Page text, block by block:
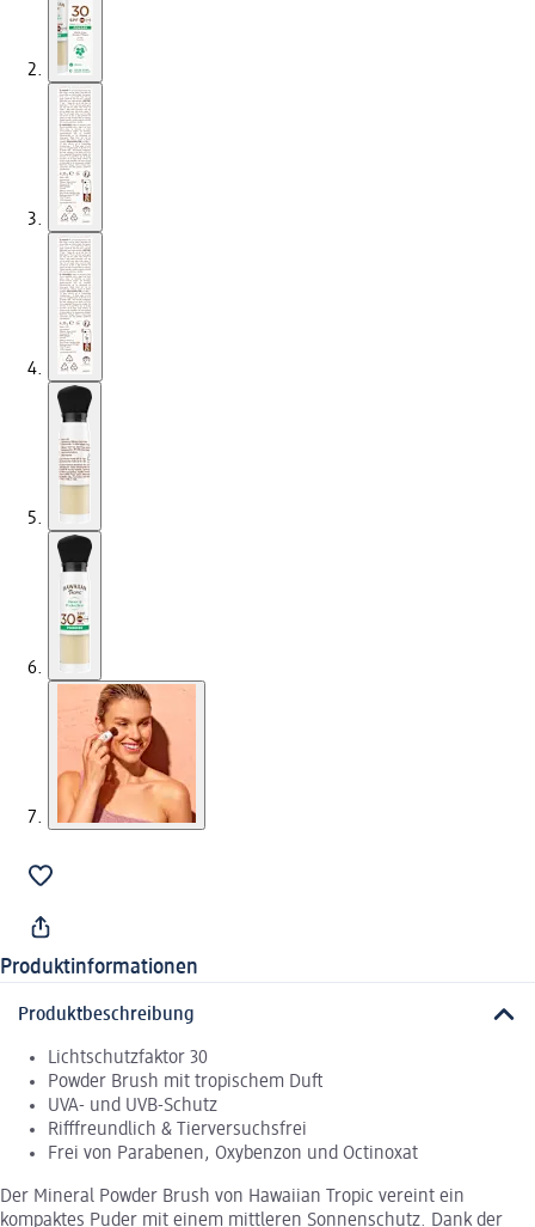
Produktinformationen
Produktbeschreibung
Lichtschutzfaktor 30
Powder Brush mit tropischem Duft
UVA- und UVB-Schutz
Rifffreundlich & Tierversuchsfrei
Frei von Parabenen, Oxybenzon und Octinoxat
Der Mineral Powder Brush von Hawaiian Tropic vereint ein
kompaktes Puder mit einem mittleren Sonnenschutz. Dank der